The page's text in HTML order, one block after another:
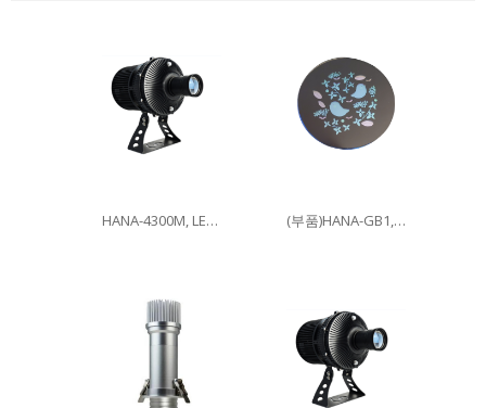
HANA-4300M, LED300W (부품)HANA-GB1, 이미지글라스